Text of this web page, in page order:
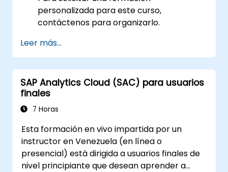
personalizada para este curso,
contáctenos para organizarlo.
Leer más...
SAP Analytics Cloud (SAC) para usuarios
finales
7 Horas
Esta formación en vivo impartida por un
instructor en Venezuela (en línea o
presencial) está dirigida a usuarios finales de
nivel principiante que desean aprender a